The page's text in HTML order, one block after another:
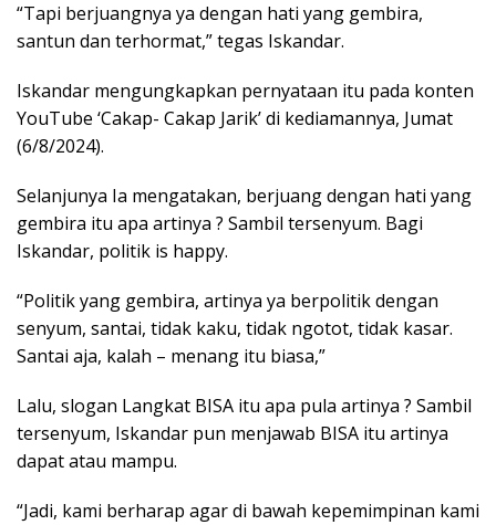
“Tapi berjuangnya ya dengan hati yang gembira,
santun dan terhormat,” tegas Iskandar.
Iskandar mengungkapkan pernyataan itu pada konten
YouTube ‘Cakap- Cakap Jarik’ di kediamannya, Jumat
(6/8/2024).
Selanjunya Ia mengatakan, berjuang dengan hati yang
gembira itu apa artinya ? Sambil tersenyum. Bagi
Iskandar, politik is happy.
“Politik yang gembira, artinya ya berpolitik dengan
senyum, santai, tidak kaku, tidak ngotot, tidak kasar.
Santai aja, kalah – menang itu biasa,”
Lalu, slogan Langkat BISA itu apa pula artinya ? Sambil
tersenyum, Iskandar pun menjawab BISA itu artinya
dapat atau mampu.
“Jadi, kami berharap agar di bawah kepemimpinan kami